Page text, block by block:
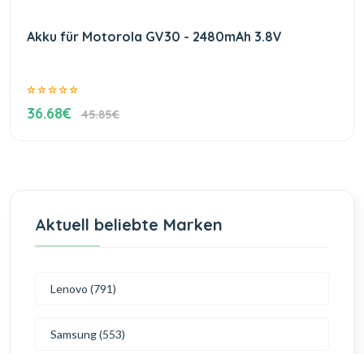
Akku für Motorola GV30 - 2480mAh 3.8V
36.68€ 45.85€
Aktuell beliebte Marken
Lenovo (791)
Samsung (553)